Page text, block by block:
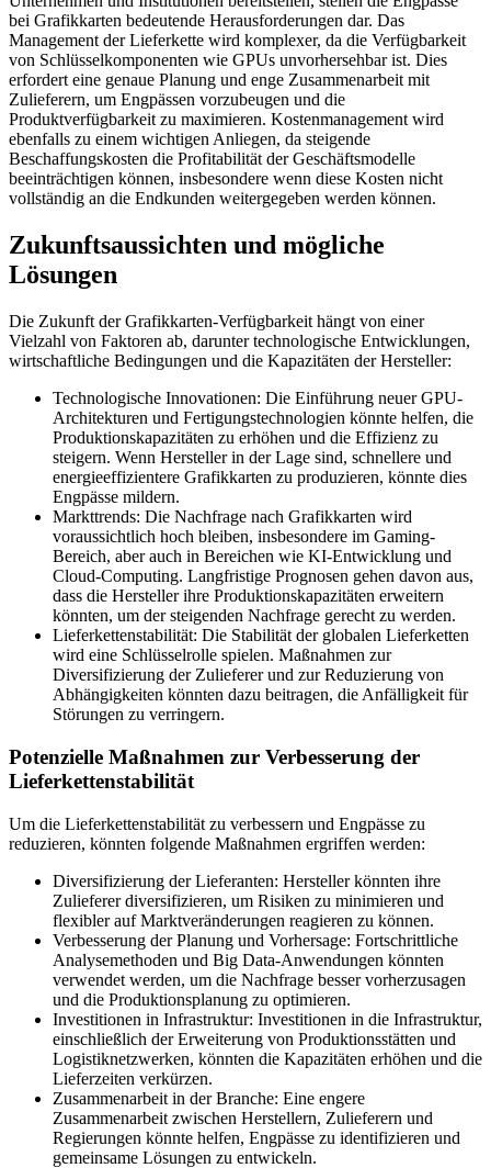
bei Grafikkarten bedeutende Herausforderungen dar. Das
Management der Lieferkette wird komplexer, da die Verfügbarkeit
von Schlüsselkomponenten wie GPUs unvorhersehbar ist. Dies
erfordert eine genaue Planung und enge Zusammenarbeit mit
Zulieferern, um Engpässen vorzubeugen und die
Produktverfügbarkeit zu maximieren. Kostenmanagement wird
ebenfalls zu einem wichtigen Anliegen, da steigende
Beschaffungskosten die Profitabilität der Geschäftsmodelle
beeinträchtigen können, insbesondere wenn diese Kosten nicht
vollständig an die Endkunden weitergegeben werden können.
Zukunftsaussichten und mögliche
Lösungen
Die Zukunft der Grafikkarten-Verfügbarkeit hängt von einer
Vielzahl von Faktoren ab, darunter technologische Entwicklungen,
wirtschaftliche Bedingungen und die Kapazitäten der Hersteller:
Technologische Innovationen: Die Einführung neuer GPU-
Architekturen und Fertigungstechnologien könnte helfen, die
Produktionskapazitäten zu erhöhen und die Effizienz zu
steigern. Wenn Hersteller in der Lage sind, schnellere und
energieeffizientere Grafikkarten zu produzieren, könnte dies
Engpässe mildern.
Markttrends: Die Nachfrage nach Grafikkarten wird
voraussichtlich hoch bleiben, insbesondere im Gaming-
Bereich, aber auch in Bereichen wie KI-Entwicklung und
Cloud-Computing. Langfristige Prognosen gehen davon aus,
dass die Hersteller ihre Produktionskapazitäten erweitern
könnten, um der steigenden Nachfrage gerecht zu werden.
Lieferkettenstabilität: Die Stabilität der globalen Lieferketten
wird eine Schlüsselrolle spielen. Maßnahmen zur
Diversifizierung der Zulieferer und zur Reduzierung von
Abhängigkeiten könnten dazu beitragen, die Anfälligkeit für
Störungen zu verringern.
Potenzielle Maßnahmen zur Verbesserung der
Lieferkettenstabilität
Um die Lieferkettenstabilität zu verbessern und Engpässe zu
reduzieren, könnten folgende Maßnahmen ergriffen werden:
Diversifizierung der Lieferanten: Hersteller könnten ihre
Zulieferer diversifizieren, um Risiken zu minimieren und
flexibler auf Marktveränderungen reagieren zu können.
Verbesserung der Planung und Vorhersage: Fortschrittliche
Analysemethoden und Big Data-Anwendungen könnten
verwendet werden, um die Nachfrage besser vorherzusagen
und die Produktionsplanung zu optimieren.
Investitionen in Infrastruktur: Investitionen in die Infrastruktur,
einschließlich der Erweiterung von Produktionsstätten und
Logistiknetzwerken, könnten die Kapazitäten erhöhen und die
Lieferzeiten verkürzen.
Zusammenarbeit in der Branche: Eine engere
Zusammenarbeit zwischen Herstellern, Zulieferern und
Regierungen könnte helfen, Engpässe zu identifizieren und
gemeinsame Lösungen zu entwickeln.